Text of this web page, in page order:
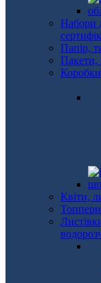
Набори
Папір,
Пакети,
Квіти,
Топпери